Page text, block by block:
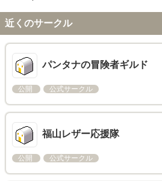
近くのサークル
パンタナの冒険者ギルド
公開 公式サークル
福山レザー応援隊
公開 公式サークル